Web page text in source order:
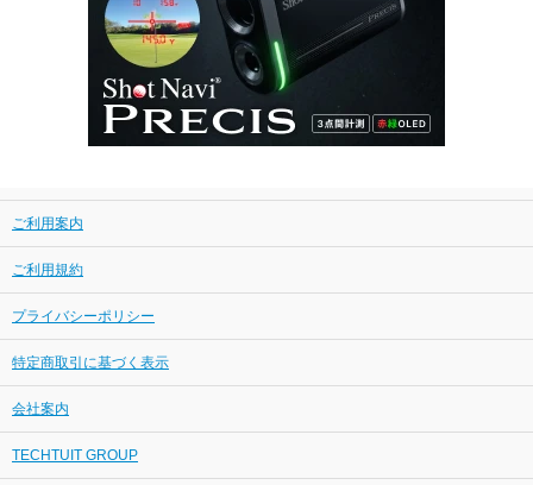
ご利用案内
ご利用規約
プライバシーポリシー
特定商取引に基づく表示
会社案内
TECHTUIT GROUP